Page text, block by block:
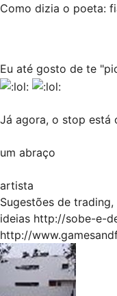
Como dizia o poeta:
Eu até gosto de te
Já agora, o stop está
um abraço
artista
Sugestões de
ideias http://sobe-e-
http://